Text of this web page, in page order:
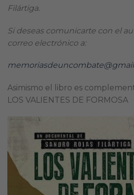
Filártiga.
Si deseas comunicarte con el
correo electrónico a:
Asimismo el libro es
LOS VALIENTES DE FORMOSA